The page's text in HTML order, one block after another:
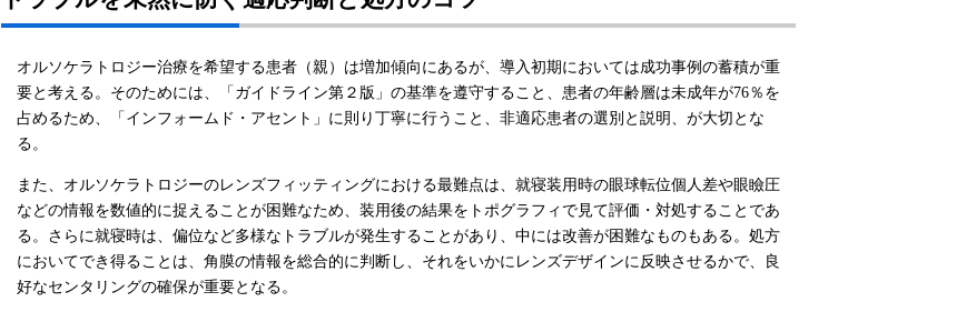
オルソケラトロジー治療を希望する患者（親）は増加傾向にあるが、導入初期においては成功事例の蓄積が重
要と考える。そのためには、「ガイドライン第２版」の基準を遵守すること、患者の年齢層は未成年が76％を
占めるため、「インフォームド・アセント」に則り丁寧に行うこと、非適応患者の選別と説明、が大切とな
る。
また、オルソケラトロジーのレンズフィッティングにおける最難点は、就寝装用時の眼球転位個人差や眼瞼圧
などの情報を数値的に捉えることが困難なため、装用後の結果をトポグラフィで見て評価・対処することであ
る。さらに就寝時は、偏位など多様なトラブルが発生することがあり、中には改善が困難なものもある。処方
においてでき得ることは、角膜の情報を総合的に判断し、それをいかにレンズデザインに反映させるかで、良
好なセンタリングの確保が重要となる。